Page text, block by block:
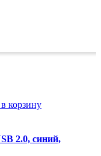
корзину
2.0, синий,